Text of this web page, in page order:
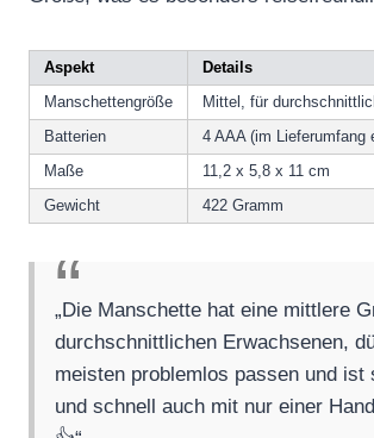
Aspekt
Details
Manschettengröße
Mittel, für
Batterien
4 AAA (im Lieferumfang
Maße
11,2 x 5,8 x 11 cm
Gewicht
422 Gramm
„Die Manschette hat eine mittlere
durchschnittlichen Erwachsenen,
meisten problemlos passen und ist
und schnell auch mit nur einer